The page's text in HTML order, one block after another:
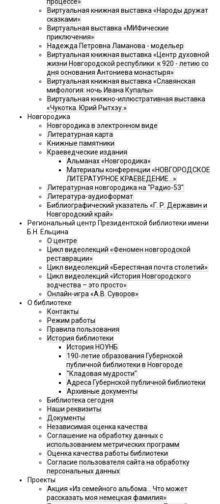
процессе»
Виртуальная книжная выставка «Народы дружат
сказками»
Виртуальная выставка «МИФические
приключения»
Надежда Петровна Ламанова - модельер
Виртуальная книжная выставка «Центр духовной
жизни Новгородской республики: к 920 - летию со
дня основания Антониева монастыря»
Виртуальная книжная выставка «Славянская
мифология: ночь Ивана Купалы»
Виртуальная книжно-иллюстративная выставка
«Чукотка. Юрий Рытхэу.»
Новгородика
Новгородика в электронном виде
Литературная карта
Книжные памятники
Краеведческие издания
Альманах «Новгородика»
Материалы конференции «НОВГОРОДСКОЕ
ЛИТЕРАТУРНОЕ КРАЕВЕДЕНИЕ...»
Литературная новгородика на "Радио-53"
Литература-аудиоформат
Библиографический указатель «Г. Р. Державин и
Новгородский край»
Региональный центр Президентской библиотеки имени
Б.Н. Ельцина
О центре
Цикл видеолекций «Феномен новгородской
реставрации»
Цикл видеолекций «Берестяная почта столетий»
Цикл видеолекций «История Новгородского
зодчества – это просто»
Онлайн-игра «А.В. Суворов»
О библиотеке
Контакты
Режим работы
Правила пользования
История библиотеки
История НОУНБ
190-летие образования Губернской
публичной библиотеки в Новгороде
"Кладовая мудрости"
Адреса Губернской публичной библиотеки
Архивные документы
Библиотека сегодня
Наши реквизиты
Документы
Независимая оценка качества
Соглашение на обработку данных с
использованием метрических программ
Оценка качества работы библиотеки
Согласие пользователя сайта на обработку
персональных данных
Проекты
Акция «Из семейного альбома... Что может
рассказать моя немецкая фамилия»